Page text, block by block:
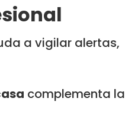
a vigilar alertas,
complementa la